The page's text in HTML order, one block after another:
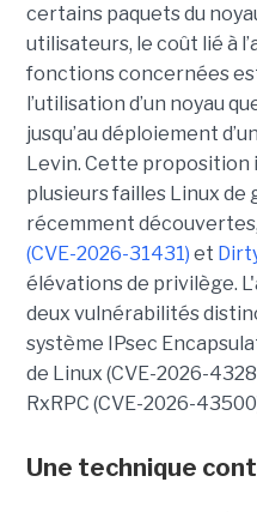
certains paquets du
utilisateurs, le coût lié à
fonctions concernées
l’utilisation d’un noyau
jusqu’au déploiement
Levin. Cette proposition
plusieurs failles Linux
récemment découvertes,
(CVE-2026-31431) et
élévations de privilège.
deux vulnérabilités
système IPsec
de Linux (CVE-2026-
RxRPC (CVE-2026-
Une technique